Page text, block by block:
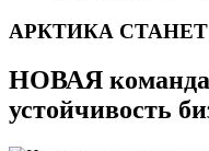
АРКТИКА СТАНЕТ
НОВАЯ
устойчивость